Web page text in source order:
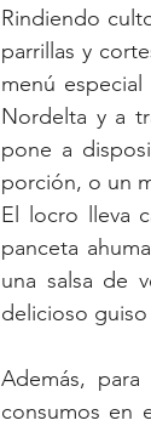
Rindiendo
parrillas y
menú
Nordelta y a
pone a
porción, o un
El locro lleva
panceta
una salsa de
delicioso
Además,
consumos en